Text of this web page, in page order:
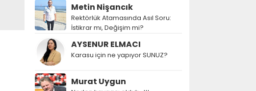
Metin Nişancık
Rektörlük Atamasında Asıl Soru:
İstikrar mı, Değişim mi?
AYSENUR ELMACI
Karasu için ne yapıyor SUNUZ?
Murat Uygun